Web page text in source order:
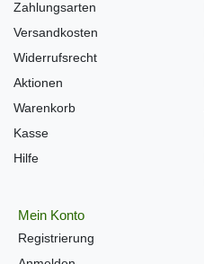
Zahlungsarten
Versandkosten
Widerrufsrecht
Aktionen
Warenkorb
Kasse
Hilfe
Mein Konto
Registrierung